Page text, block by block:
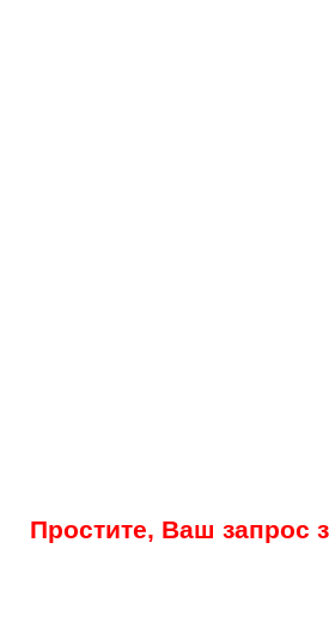
Простите, Ваш запрос